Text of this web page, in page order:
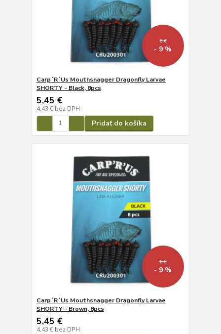
6 €
- 9 %
Carp´R´Us Mouthsnagger Dragonfly Larvae
SHORTY - Black, 8pcs
5,45 €
4,43 € bez DPH
Pridať do košíka
6 €
- 9 %
Carp´R´Us Mouthsnagger Dragonfly Larvae
SHORTY - Brown, 8pcs
5,45 €
4,43 € bez DPH